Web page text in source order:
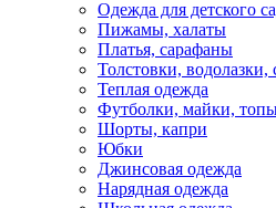
Одежда для детского
Пижамы, халаты
Платья, сарафаны
Толстовки,
Теплая одежда
Футболки, майки,
Шорты, капри
Юбки
Джинсовая одежда
Нарядная одежда